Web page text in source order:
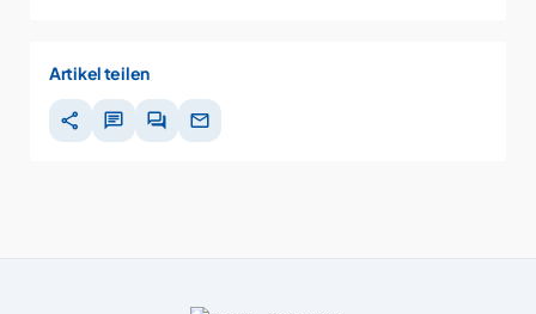
Artikel teilen
share chat forum mail